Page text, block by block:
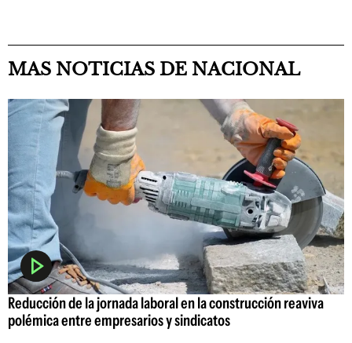
MAS NOTICIAS DE NACIONAL
Reducción de la jornada laboral en la construcción reaviva
polémica entre empresarios y sindicatos